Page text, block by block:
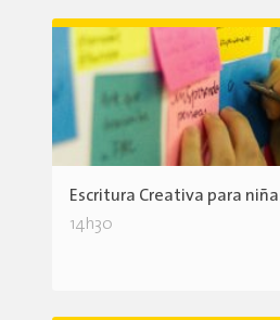
Escritura Creativa para
14h30